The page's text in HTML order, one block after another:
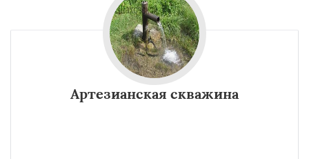
Артезианская скважина